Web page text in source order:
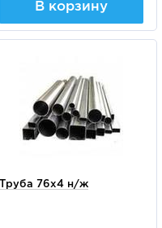
В корзину
Труба 76х4 н/ж